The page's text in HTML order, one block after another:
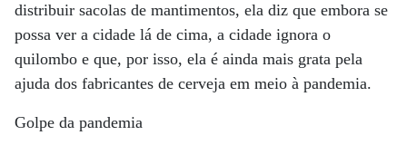
distribuir sacolas de mantimentos, ela diz que embora se
possa ver a cidade lá de cima, a cidade ignora o
quilombo e que, por isso, ela é ainda mais grata pela
ajuda dos fabricantes de cerveja em meio à pandemia.
Golpe da pandemia